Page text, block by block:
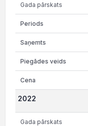
Gada pārskats
2022
Gada pārskats